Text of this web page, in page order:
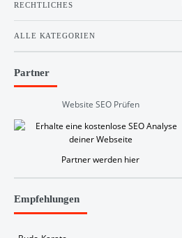
gesamten Nordrhein-Westfalen.
nrw-asbest.de | Hits : 0 | Stimme(n) : 0
Elektroschrott Entsorgung
Wir sind ein zertifizierter
deutschlandweit den Elektroschrott
und kostenlos entsorgt. Haben Sie
RECHTLICHES
ALLE KATEGORIEN
Partner
Website SEO Prüfen
Partner werden hier
Empfehlungen